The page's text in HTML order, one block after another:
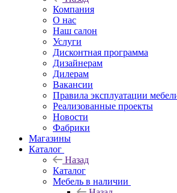
Компания
О нас
Наш салон
Услуги
Дисконтная программа
Дизайнерам
Дилерам
Вакансии
Правила эксплуатации
Реализованные проекты
Новости
Фабрики
Магазины
Каталог
Назад
Каталог
Мебель в наличии